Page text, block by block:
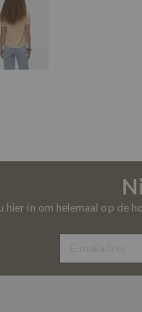
hier in om helemaal op de